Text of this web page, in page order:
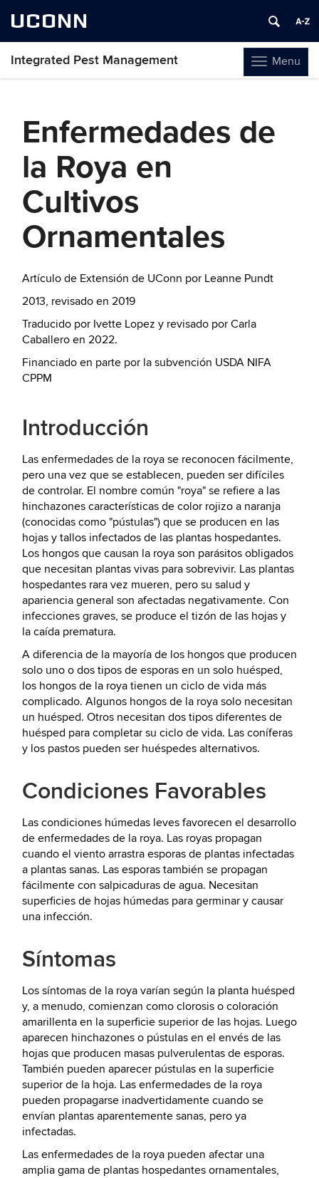
UCONN
Toggle
navigation
Menu
Integrated Pest Management
Enfermedades de
la Roya en
Cultivos
Ornamentales
Artículo de Extensión de UConn por Leanne Pundt
2013, revisado en 2019
Traducido por Ivette Lopez y revisado por Carla
Caballero en 2022.
Financiado en parte por la subvención USDA NIFA
CPPM
Introducción
Las enfermedades de la roya se reconocen fácilmente,
pero una vez que se establecen, pueden ser difíciles
de controlar. El nombre común "roya" se refiere a las
hinchazones características de color rojizo a naranja
(conocidas como "pústulas") que se producen en las
hojas y tallos infectados de las plantas hospedantes.
Los hongos que causan la roya son parásitos obligados
que necesitan plantas vivas para sobrevivir. Las plantas
hospedantes rara vez mueren, pero su salud y
apariencia general son afectadas negativamente. Con
infecciones graves, se produce el tizón de las hojas y
la caída prematura.
A diferencia de la mayoría de los hongos que producen
solo uno o dos tipos de esporas en un solo huésped,
los hongos de la roya tienen un ciclo de vida más
complicado. Algunos hongos de la roya solo necesitan
un huésped. Otros necesitan dos tipos diferentes de
huésped para completar su ciclo de vida. Las coníferas
y los pastos pueden ser huéspedes alternativos.
Condiciones Favorables
Las condiciones húmedas leves favorecen el desarrollo
de enfermedades de la roya. Las royas propagan
cuando el viento arrastra esporas de plantas infectadas
a plantas sanas. Las esporas también se propagan
fácilmente con salpicaduras de agua. Necesitan
superficies de hojas húmedas para germinar y causar
una infección.
Síntomas
Los síntomas de la roya varían según la planta huésped
y, a menudo, comienzan como clorosis o coloración
amarillenta en la superficie superior de las hojas. Luego
aparecen hinchazones o pústulas en el envés de las
hojas que producen masas pulverulentas de esporas.
También pueden aparecer pústulas en la superficie
superior de la hoja. Las enfermedades de la roya
pueden propagarse inadvertidamente cuando se
envían plantas aparentemente sanas, pero ya
infectadas.
Las enfermedades de la roya pueden afectar una
amplia gama de plantas hospedantes ornamentales,